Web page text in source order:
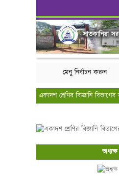
সাতকানিয়া
মেনু নির্বাচন করুন
একাদশ শ্রেণির বিজ্ঞানি বিভাগের
অধ্যক্ষ